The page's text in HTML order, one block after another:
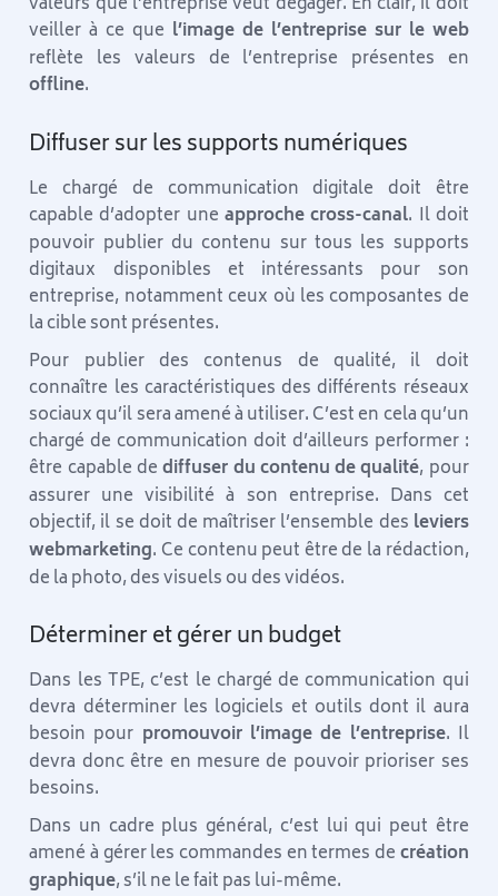
veiller à ce que l’image de l’entreprise sur le web
reflète les valeurs de l’entreprise présentes en
offline.
Diffuser sur les supports numériques
Le chargé de communication digitale doit être
capable d’adopter une approche cross-canal. Il doit
pouvoir publier du contenu sur tous les supports
digitaux disponibles et intéressants pour son
entreprise, notamment ceux où les composantes de
la cible sont présentes.
Pour publier des contenus de qualité, il doit
connaître les caractéristiques des différents réseaux
sociaux qu’il sera amené à utiliser. C’est en cela qu’un
chargé de communication doit d’ailleurs performer :
être capable dediffuser du contenu de qualité, pour
assurer une visibilité à son entreprise. Dans cet
objectif, il se doit de maîtriser l’ensemble des leviers
webmarketing. Ce contenu peut être de la rédaction,
de la photo, des visuels ou des vidéos.
Déterminer et gérer un budget
Dans les TPE, c’est le chargé de communication qui
devra déterminer les logiciels et outils dont il aura
besoin pour promouvoir l’image de l’entreprise. Il
devra donc être en mesure de pouvoir prioriser ses
besoins.
Dans un cadre plus général, c’est lui qui peut être
amené à gérer les commandes en termes decréation
graphique, s’il ne le fait pas lui-même.